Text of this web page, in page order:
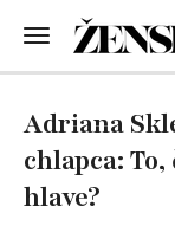
Adriana
chlapca:
hlave?